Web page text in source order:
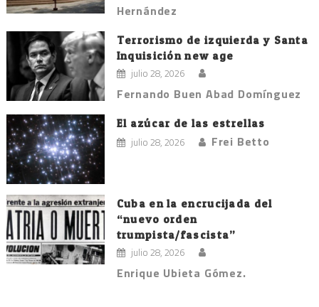
Hernández
Terrorismo de izquierda y Santa
Inquisición new age
julio 28, 2026
Fernando Buen Abad Domínguez
El azúcar de las estrellas
julio 28, 2026 Frei Betto
Cuba en la encrucijada del
“nuevo orden
trumpista/fascista”
julio 28, 2026
Enrique Ubieta Gómez.